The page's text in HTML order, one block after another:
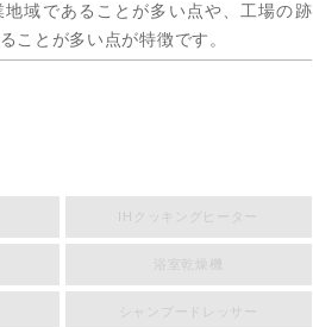
域であることが多い点や、工場の跡
ことが多い点が特徴です。
IHクッキングヒーター
浴室乾燥機
シャンプードレッサー